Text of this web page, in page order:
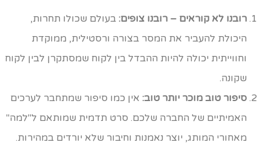
רובנו לא קוראים – רובנו צופים:בעולם שכולו תחרות,
היכולת להעביר את המסר בצורה ורסטילית, ממוקדת
וחווייתית יכולה להיות ההבדל בין לקוח שמסתקרן לבין לקוח
שקונה.
סיפור טוב מוכר יותר טוב:אין כמו סיפור שמתחבר לערכים
האמיתיים של החברה שלכם. סרט תדמית שמותאם ל"למה"
מאחורי המותג, יוצר נאמנות וחיבור שלא יורדים במהירות.